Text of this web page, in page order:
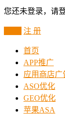
您还未登录，请
注 册
首页
APP推广
应用商店广
ASO优化
GEO优化
苹果ASA